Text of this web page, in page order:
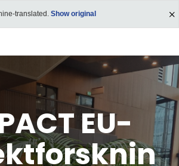
translated. Show original
EU-